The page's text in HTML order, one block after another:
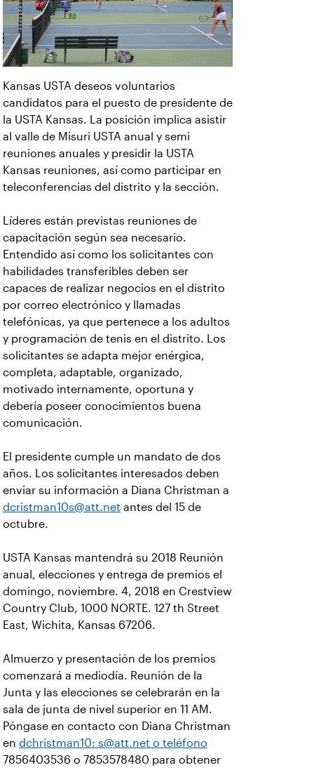
Kansas USTA deseos voluntarios
candidatos para el puesto de presidente de
la USTA Kansas. La posición implica asistir
al valle de Misuri USTA anual y semi
reuniones anuales y presidir la USTA
Kansas reuniones, así como participar en
teleconferencias del distrito y la sección.
Líderes están previstas reuniones de
capacitación según sea necesario.
Entendido así como los solicitantes con
habilidades transferibles deben ser
capaces de realizar negocios en el distrito
por correo electrónico y llamadas
telefónicas, ya que pertenece a los adultos
y programación de tenis en el distrito. Los
solicitantes se adapta mejor enérgica,
completa, adaptable, organizado,
motivado internamente, oportuna y
debería poseer conocimientos buena
comunicación.
El presidente cumple un mandato de dos
años. Los solicitantes interesados deben
enviar su información a Diana Christman a
dcristman10s@att.net antes del 15 de
octubre.
USTA Kansas mantendrá su 2018 Reunión
anual, elecciones y entrega de premios el
domingo, noviembre. 4, 2018 en Crestview
Country Club, 1000 NORTE. 127 th Street
East, Wichita, Kansas 67206.
Almuerzo y presentación de los premios
comenzará a mediodía. Reunión de la
Junta y las elecciones se celebrarán en la
sala de junta de nivel superior en 11 AM.
Póngase en contacto con Diana Christman
en dchristman10: s@att.net o teléfono
7856403536 o 7853578480 para obtener